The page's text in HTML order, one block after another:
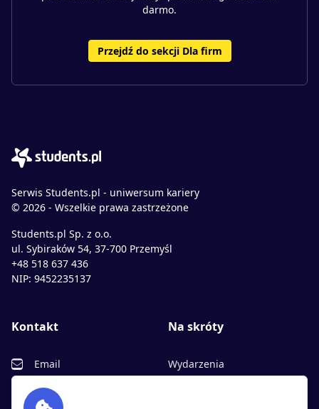
darmo.
Przejdź do sekcji Dla firm
Serwis Students.pl - uniwersum kariery
© 2026 - Wszelkie prawa zastrzeżone
Students.pl Sp. z o.o.
ul. Sybiraków 54, 37-700 Przemyśl
+48 518 637 436
NIP: 9452235137
Kontakt
Email
Facebook
Na skróty
Wydarzenia